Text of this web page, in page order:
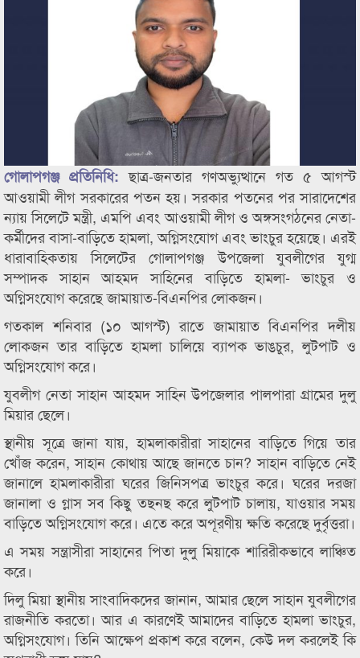
গোলাপগঞ্জ প্রতিনিধি: ছাত্র-জনতার গণঅভ্যুত্থানে গত ৫ আগস্ট
আওয়ামী লীগ সরকারের পতন হয়। সরকার পতনের পর সারাদেশের
ন্যায় সিলেটে মন্ত্রী, এমপি এবং আওয়ামী লীগ ও অঙ্গসংগঠনের নেতা-
কর্মীদের বাসা-বাড়িতে হামলা, অগ্নিসংযোগ এবং ভাংচুর হয়েছে। এরই
ধারাবাহিকতায় সিলেটের গোলাপগঞ্জ উপজেলা যুবলীগের যুগ্ম
সম্পাদক সাহান আহমদ সাহিনের বাড়িতে হামলা- ভাংচুর ও
অগ্নিসংযোগ করেছে জামায়াত-বিএনপির লোকজন।
গতকাল শনিবার (১০ আগস্ট) রাতে জামায়াত বিএনপির দলীয়
লোকজন তার বাড়িতে হামলা চালিয়ে ব্যাপক ভাঙচুর, লুটপাট ও
অগ্নিসংযোগ করে।
যুবলীগ নেতা সাহান আহমদ সাহিন উপজেলার পালপারা গ্রামের দুলু
মিয়ার ছেলে।
স্থানীয় সূত্রে জানা যায়, হামলাকারীরা সাহানের বাড়িতে গিয়ে তার
খোঁজ করেন, সাহান কোথায় আছে জানতে চান? সাহান বাড়িতে নেই
জানালে হামলাকারীরা ঘরের জিনিসপত্র ভাংচুর করে। ঘরের দরজা
জানালা ও গ্লাস সব কিছু তছনছ করে লুটপাট চালায়, যাওয়ার সময়
বাড়িতে অগ্নিসংযোগ করে। এতে করে অপূরণীয় ক্ষতি করেছে দুর্বৃত্তরা।
এ সময় সন্ত্রাসীরা সাহানের পিতা দুলু মিয়াকে শারিরীকভাবে লাঞ্চিত
করে।
দিলু মিয়া স্থানীয় সাংবাদিকদের জানান, আমার ছেলে সাহান যুবলীগের
রাজনীতি করতো। আর এ কারণেই আমাদের বাড়িতে হামলা ভাংচুর,
অগ্নিসংযোগ। তিনি আক্ষেপ প্রকাশ করে বলেন, কেউ দল করলেই কি